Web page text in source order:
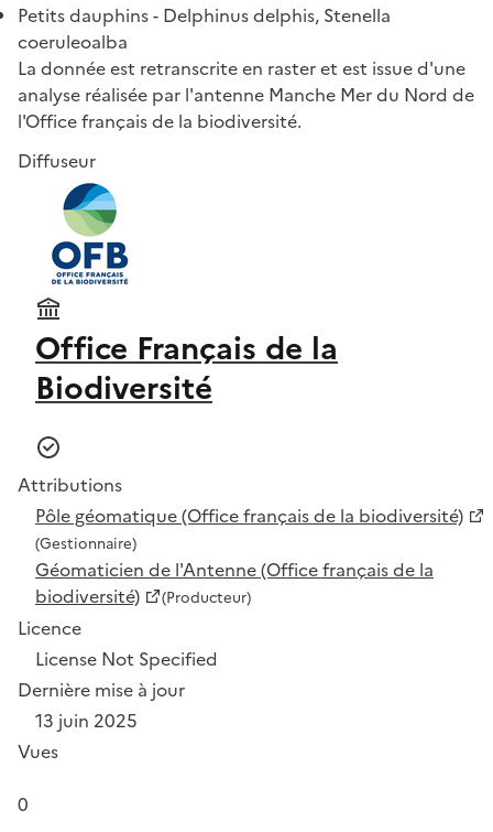
Petits dauphins - Delphinus delphis, Stenella
coeruleoalba
La donnée est retranscrite en raster et est issue d'une
analyse réalisée par l'antenne Manche Mer du Nord de
l'Office français de la biodiversité.
Diffuseur
Office Français de la
Biodiversité
Attributions
Pôle géomatique (Office français de la biodiversité)
(Gestionnaire)
Géomaticien de l'Antenne (Office français de la
biodiversité)
(Producteur)
Licence
License Not Specified
Dernière mise à jour
13 juin 2025
Vues
0